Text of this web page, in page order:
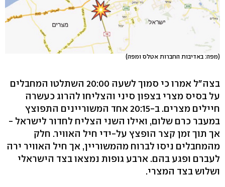
(מפה: באדיבות החברות אטלס ומפה)
בצה"ל אמרו כי סמוך לשעה 20:00 השתלטו המחבלים
על בסיס מצרי בצפון סיני והצליחו להרוג כעשרה
חיילים מצרים. ב-20:15 אחד המשוריינים התפוצץ
במעבר כרם שלום, ואילו השני הצליח לחדור לישראל -
אך תוך זמן קצר הופצץ על-ידי חיל האוויר. חלק
מהמחבלים ניסו לברוח מהמשוריין, אך חיל האוויר ירה
לעברם ופגע בהם. ארבע גופות נמצאו בצד הישראלי
ושלוש בצד המצרי.